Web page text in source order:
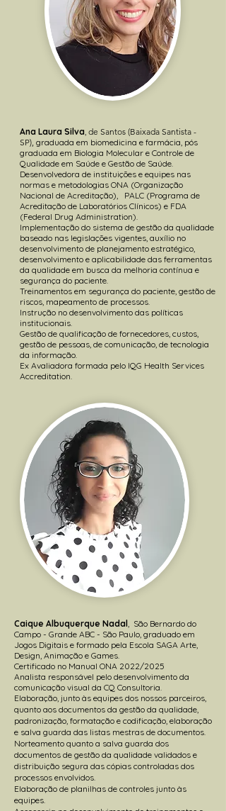
Ana Laura Silva de Santos (Baixada Santista -
SP), graduada em biomedicina e farmácia, pós
graduada em Biologia Molecular e Controle de
Qualidade em Saúde e Gestão de Saúde.
Desenvolvedora de instituições e equipes nas
normas e metodologias ONA (Organização
Nacional de Acreditação),
PALC (Programa de
Acreditação de Laboratórios Clínicos) e FDA
(Federal Drug Administration).
Implementação do sistema de gestão da qualidade
baseado nas legislações vigentes, auxílio no
desenvolvimento de planejamento estratégico,
desenvolvimento e aplicabilidade das ferramentas
da qualidade em busca da melhoria contínua e
segurança do paciente.
Treinamentos em segurança do paciente, gestão de
riscos, mapeamento de processos.
Instrução no desenvolvimento das políticas
institucionais.
Gestão de qualificação de fornecedores, custos,
gestão de pessoas, de comunicação, de tecnologia
da informação.
Ex Avaliadora formada pelo IQG Health Services
Accreditation.
Caique Albuquerque Nadal , São Bernardo do
Campo - Grande ABC - São Paulo, graduado em
Jogos Digitais e formado pela Escola SAGA Arte,
Design, Animação e Games.
Certificado no Manual ONA 2022/2025
Analista responsável pelo desenvolvimento da
comunicação visual da CQ Consultoria.
Elaboração, junto às equipes dos nossos parceiros,
quanto aos documentos da gestão da qualidade,
padronização, formatação e codificação, elaboração
e salva guarda das listas mestras de documentos.
Norteamento quanto a salva guarda dos
documentos de gestão da qualidade validados e
distribuição segura das cópias controladas dos
processos envolvidos.
Elaboração de planilhas de controles junto às
equipes.